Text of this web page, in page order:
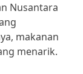
Nusantara
makanan
menarik.